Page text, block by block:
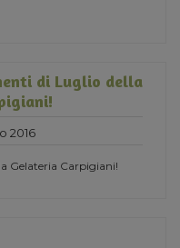
di Luglio della
2016
Gelateria Carpigiani!